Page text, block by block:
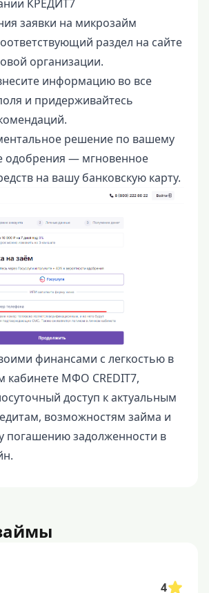
КРЕДИТ7
заявки на микрозайм
раздел на сайте
организации.
информацию во все
и придерживайтесь
решение по вашему
одобрения — мгновенное
на вашу банковскую карту.
финансами с легкостью в
кабинете МФО CREDIT7,
доступ к актуальным
возможностям займа и
погашению задолженности в
4